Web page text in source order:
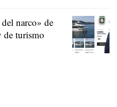
narco» de
turismo